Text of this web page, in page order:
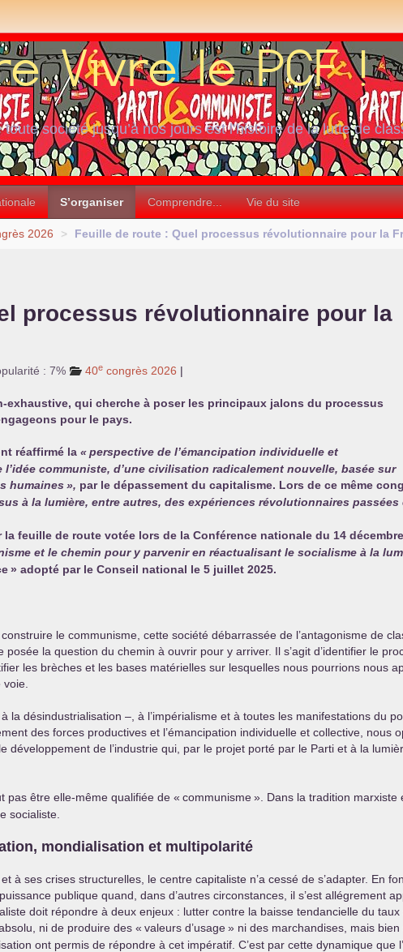
toute société jusqu’à nos jours est l’histoire de la lutte de
S’organiser Comprendre... Vie du site
2026 > Feuille de route : Quel processus révolutionnaire pour la
processus révolutionnaire pour la
: 7% 40e congrès 2026 |
exhaustive, qui cherche à poser les principaux jalons du processus
pour le pays.
réaffirmé la «perspective de l’émancipation individuelle et
communiste, d’une civilisation radicalement nouvelle, basée sur
humaines», par le dépassement du capitalisme. Lors de ce même
à la lumière, entre autres, des expériences révolutionnaires
feuille de route votée lors de la Conférence nationale du 14
et le chemin pour y parvenir en réactualisant le socialisme à la
» adopté par le Conseil national le 5 juillet 2025.
construire le communisme, cette société débarrassée de l’antagonisme de
la question du chemin à ouvrir pour y arriver. Il s’agit d’identifier le
les brèches et les bases matérielles sur lesquelles nous pourrions nous
la désindustrialisation –, à l’impérialisme et à toutes les manifestations du
des forces productives et l’émancipation individuelle et collective, nous
développement de l’industrie qui, par le projet porté par le Parti et à la
pas être elle-même qualifiée de « communisme». Dans la tradition marxiste
socialiste.
mondialisation et multipolarité
à ses crises structurelles, le centre capitaliste n’a cessé de s’adapter. En
publique quand, dans d’autres circonstances, il s’est allégrement
doit répondre à deux enjeux : lutter contre la baisse tendancielle du
ni de produire des « valeurs d’usage» ni des marchandises, mais
ont permis de répondre à cet impératif. C’est par cette dynamique que